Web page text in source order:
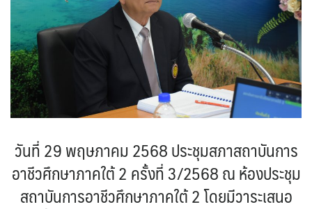
วันที่ 29 พฤษภาคม 2568 ประชุมสภาสถาบันการ
อาชีวศึกษาภาคใต้ 2 ครั้งที่ 3/2568 ณ ห้องประชุม
สถาบันการอาชีวศึกษาภาคใต้ 2 โดยมีวาระเสนอ